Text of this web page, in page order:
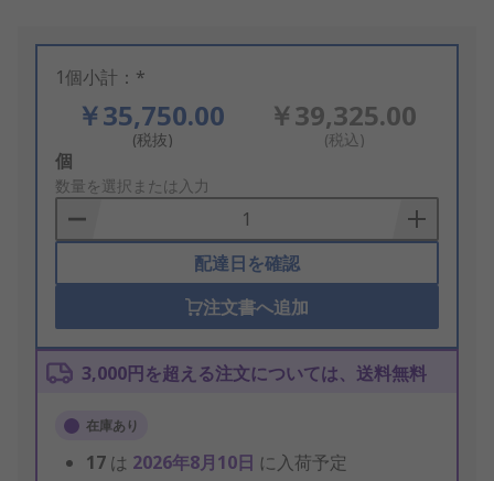
1個小計：*
￥35,750.00
(税抜)
￥39,325.00
(税込)
Add
to
Basket
個
数量を選択または入力
配達日を確認
注文書へ追加
3,000円を超える注文については、送料無料
在庫あり
17 は 2026年8月10日 に入荷予定